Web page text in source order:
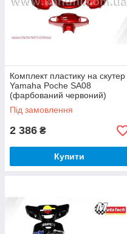
Комплект пластику на скутер
Yamaha Poche SA08
(фарбований червоний)
Mototech
Під замовлення
2 386 ₴
Купити